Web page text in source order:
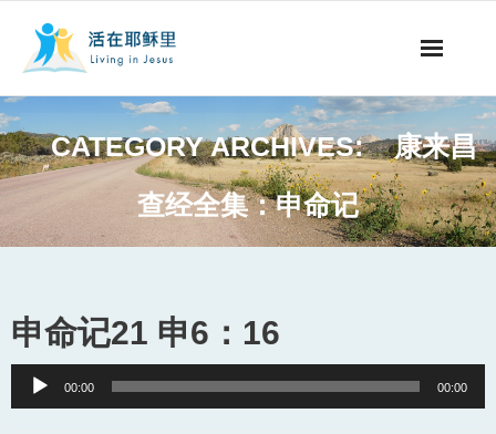
视听节目
阅读文章
奉献支持
其他语言
CATEGORY ARCHIVES:
康来昌
查经全集：申命记
申命记21 申6：16
Audio
Player
00:00 00:00